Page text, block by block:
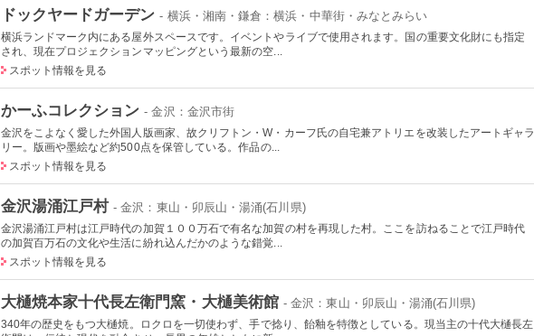
ドックヤードガーデン - 横浜・湘南・鎌倉：横浜・中華街・みなとみらい
横浜ランドマーク内にある屋外スペースです。イベントやライブで使用されます。国の重要文化財にも指定
され、現在プロジェクションマッピングという最新の空...
スポット情報を見る
かーふコレクション - 金沢：金沢市街
金沢をこよなく愛した外国人版画家、故クリフトン・W・カーフ氏の自宅兼アトリエを改装したアートギャラ
リー。版画や墨絵など約500点を保管している。作品の...
スポット情報を見る
金沢湯涌江戸村 - 金沢：東山・卯辰山・湯涌(石川県)
金沢湯涌江戸村は江戸時代の加賀１００万石で有名な加賀の村を再現した村。ここを訪ねることで江戸時代
の加賀百万石の文化や生活に紛れ込んだかのような錯覚...
スポット情報を見る
大樋焼本家十代長左衛門窯・大樋美術館 - 金沢：東山・卯辰山・湯涌(石川県)
340年の歴史をもつ大樋焼。ロクロを一切使わず、手で捻り、飴釉を特徴としている。現当主の十代大樋長左